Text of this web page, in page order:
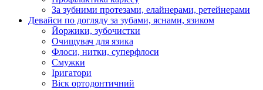
За зубними протезами, елайнерами, ретейнерами
Девайси по догляду за зубами, яснами, язиком
Йоржики, зубочистки
Очищувач для язика
Флоси, нитки, суперфлоси
Смужки
Іригатори
Віск ортодонтичний